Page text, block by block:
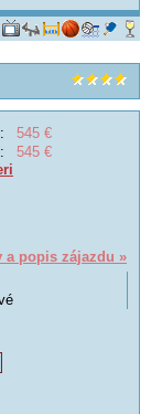
545 €
545 €
popis zájazdu »